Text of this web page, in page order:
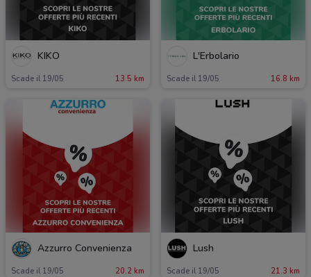
KIKO
Scade il 19/05 13.5 km
L'Erbolario
Scade il 19/05 16.8 km
Azzurro Convenienza
Scade il 19/05 20.2 km
Lush
Scade il 19/05 21.3 km